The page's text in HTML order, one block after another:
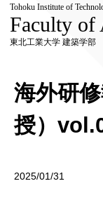
Tohoku Institute of
Faculty of
東北工業大学 建築学部
海外研
授）
2025/01/31